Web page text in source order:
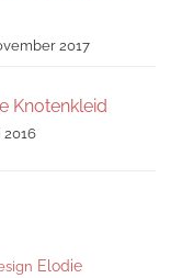
2017
Knotenkleid
2016
Elodie